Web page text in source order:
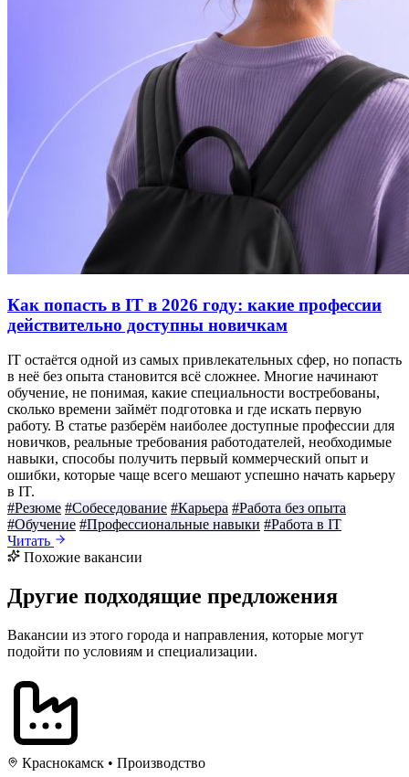
Как попасть в IT в 2026 году: какие профессии
действительно доступны новичкам
IT остаётся одной из самых привлекательных сфер, но попасть
в неё без опыта становится всё сложнее. Многие начинают
обучение, не понимая, какие специальности востребованы,
сколько времени займёт подготовка и где искать первую
работу. В статье разберём наиболее доступные профессии для
новичков, реальные требования работодателей, необходимые
навыки, способы получить первый коммерческий опыт и
ошибки, которые чаще всего мешают успешно начать карьеру
в IT.
#Резюме #Собеседование #Карьера #Работа без опыта
#Обучение #Профессиональные навыки #Работа в IT
Читать
Похожие вакансии
Другие подходящие предложения
Вакансии из этого города и направления, которые могут
подойти по условиям и специализации.
Краснокамск • Производство